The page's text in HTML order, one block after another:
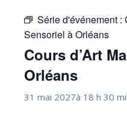
Série d'événement :
Sensoriel à Orléans
Cours d’Art
Orléans
31 mai 2027à 18 h 30